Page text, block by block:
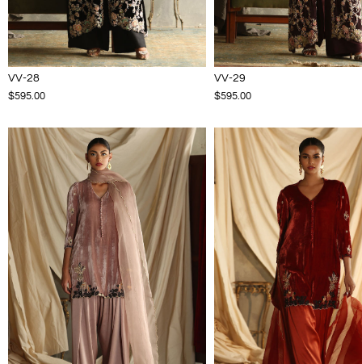
VV-28
$595.00
VV-29
$595.00